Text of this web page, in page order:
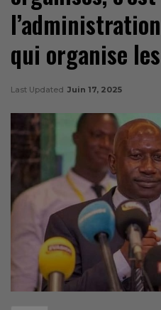
qui organise
Last Updated Juin 17, 2025